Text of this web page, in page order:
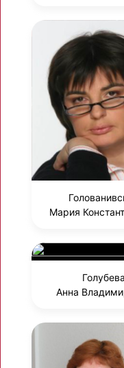
Мария
Голубева
Анна